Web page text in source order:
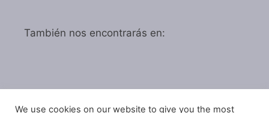
También nos encontrarás en:
We use cookies on our website to give you the most